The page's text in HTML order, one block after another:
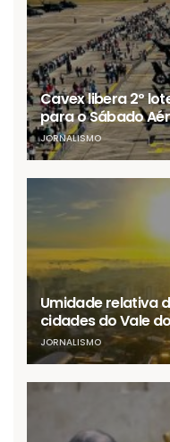
Cavex libera 2º
para o Sábado
JORNALISMO
Umidade relativa
cidades do Vale
JORNALISMO